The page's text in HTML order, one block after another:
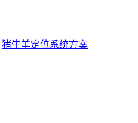
猪牛羊定位系统方案